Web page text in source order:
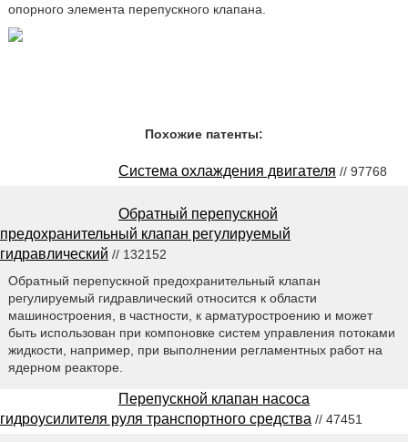
опорного элемента перепускного клапана.
Похожие патенты:
Система охлаждения двигателя // 97768
Обратный перепускной
предохранительный клапан регулируемый
гидравлический // 132152
Обратный перепускной предохранительный клапан
регулируемый гидравлический относится к области
машиностроения, в частности, к арматуростроению и может
быть использован при компоновке систем управления потоками
жидкости, например, при выполнении регламентных работ на
ядерном реакторе.
Перепускной клапан насоса
гидроусилителя руля транспортного средства // 47451